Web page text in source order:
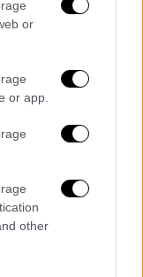
or
or app.
other
μπορεί να
θα